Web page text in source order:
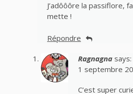
J’adôôôre la passiflore,
mette !
Répondre
Ragnagna says:
1 septembre
C’est super